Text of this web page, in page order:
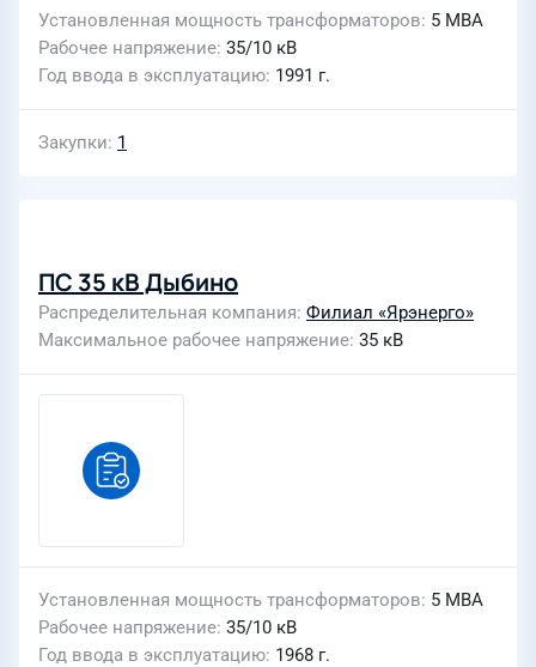
Установленная мощность трансформаторов 5 МВА
Рабочее напряжение 35/10 кВ
Год ввода в эксплуатацию 1991 г.
Закупки 1
ПС 35 кВ Дыбино
Распределительная компания Филиал «Ярэнерго»
Максимальное рабочее напряжение 35 кВ
Установленная мощность трансформаторов 5 МВА
Рабочее напряжение 35/10 кВ
Год ввода в эксплуатацию 1968 г.